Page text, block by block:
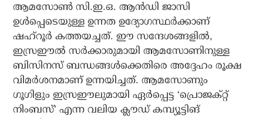
ആമസോണ്‍ സി.ഇ.ഒ. ആന്‍ഡി ജാസി
ഉള്‍പ്പെടെയുള്ള ഉന്നത ഉദ്യോഗസ്ഥര്‍ക്കാണ്
ഷഹ്‌റൂര്‍ കത്തയച്ചത്. ഈ സന്ദേശങ്ങളില്‍,
ഇസ്രഈല്‍ സര്‍ക്കാരുമായി ആമസോണിനുള്ള
ബിസിനസ് ബന്ധങ്ങള്‍ക്കെതിരെ അദ്ദേഹം രൂക്ഷ
വിമര്‍ശനമാണ് ഉന്നയിച്ചത്. ആമസോണും
ഗൂഗിളും ഇസ്രഈലുമായി ഏര്‍പ്പെട്ട ‘പ്രൊജക്റ്റ്
നിംബസ്’ എന്ന വലിയ ക്ലൗഡ് കമ്പ്യൂട്ടിങ്